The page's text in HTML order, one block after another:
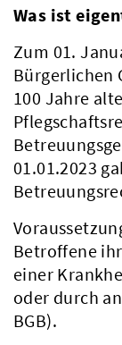
Was ist
Zum 01.
Bürgerlichen
100 Jahre
01.01.2023
Betroffene
einer
oder durch
BGB).